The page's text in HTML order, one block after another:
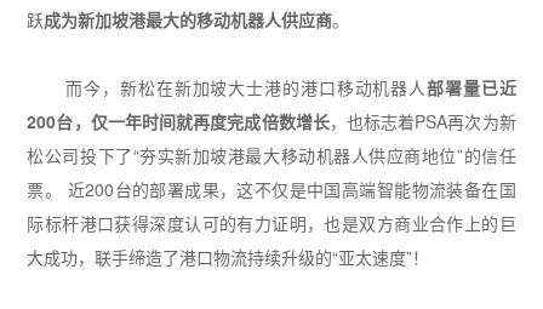
跃成为新加坡港最大的移动机器人供应商。
而今，新松在新加坡大士港的港口移动机器人部署量已近
200台，仅一年时间就再度完成倍数增长，也标志着PSA再次为新
松公司投下了“夯实新加坡港最大移动机器人供应商地位”的信任
票。
近200台的部署成果，这不仅是中国高端智能物流装备在国
际标杆港口获得深度认可的有力证明，也是双方商业合作上的巨
大成功，联手缔造了港口物流持续升级的“亚太速度”！